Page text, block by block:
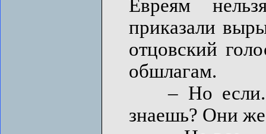
Евреям
приказали
отцовский
обшлагам.
– Но если...
знаешь? Они